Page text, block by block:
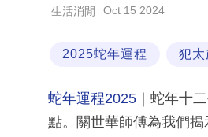
生活消閒 Oct 15 2024
2025蛇年運程 犯太
蛇年運程2025 ｜蛇年十
點。關世華師傅為我們